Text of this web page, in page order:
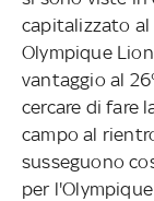
capitalizzato al
Olympique
vantaggio al
cercare di fare
campo al
susseguono
per